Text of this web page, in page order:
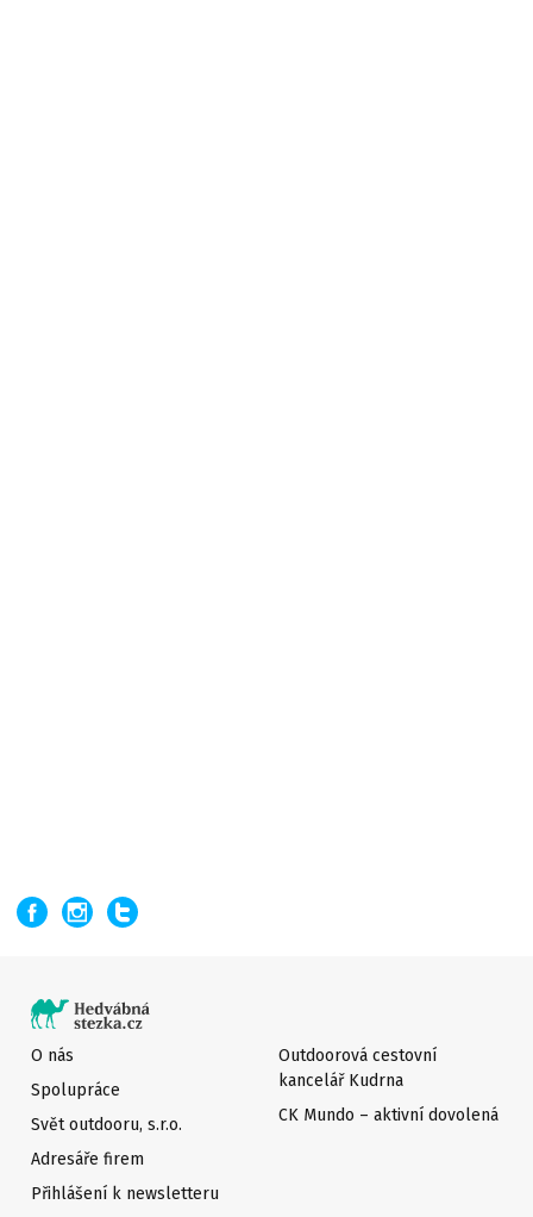
O nás
Spolupráce
Svět outdooru, s.r.o.
Adresáře firem
Přihlášení k newsletteru
Outdoorová cestovní
kancelář Kudrna
CK Mundo – aktivní dovolená